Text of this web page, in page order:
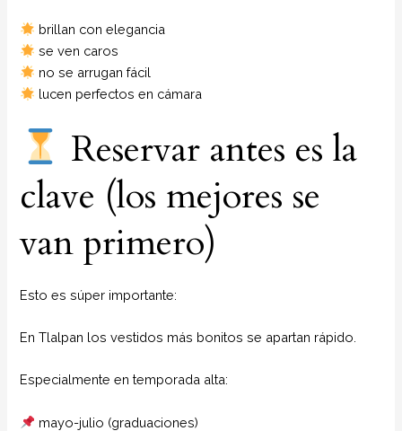
brillan con elegancia
se ven caros
no se arrugan fácil
lucen perfectos en cámara
Reservar antes es la
clave (los mejores se
van primero)
Esto es súper importante:
En Tlalpan los vestidos más bonitos se apartan rápido.
Especialmente en temporada alta:
mayo-julio (graduaciones)